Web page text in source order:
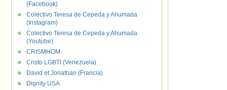
(Facebook)
Colectivo Teresa de Cepeda y Ahumada
(Instagram)
Colectivo Teresa de Cepeda y Ahumada
(Youtube)
CRISMHOM
Cristo LGBTI (Venezuela)
David et Jonathan (Francia)
Dignity USA